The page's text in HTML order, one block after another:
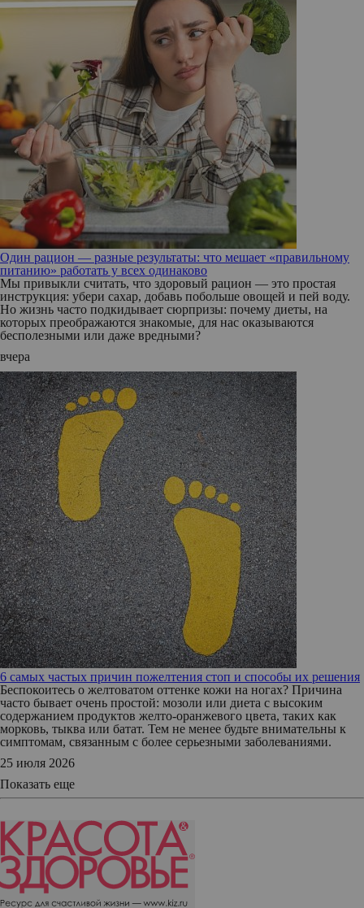
Один рацион — разные результаты: что мешает «правильному
питанию» работать у всех одинаково
Мы привыкли считать, что здоровый рацион — это простая
инструкция: убери сахар, добавь побольше овощей и пей воду.
Но жизнь часто подкидывает сюрпризы: почему диеты, на
которых преображаются знакомые, для нас оказываются
бесполезными или даже вредными?
вчера
6 самых частых причин пожелтения стоп и способы их решения
Беспокоитесь о желтоватом оттенке кожи на ногах? Причина
часто бывает очень простой: мозоли или диета с высоким
содержанием продуктов желто-оранжевого цвета, таких как
морковь, тыква или батат. Тем не менее будьте внимательны к
симптомам, связанным с более серьезными заболеваниями.
25 июля 2026
Показать еще